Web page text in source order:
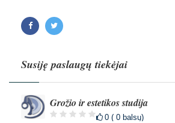
Susiję paslaugų tiekėjai
Grožio ir estetikos studija
0 ( 0 balsų)